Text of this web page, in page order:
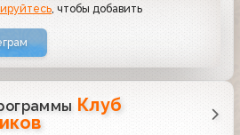
, чтобы добавить
Клуб